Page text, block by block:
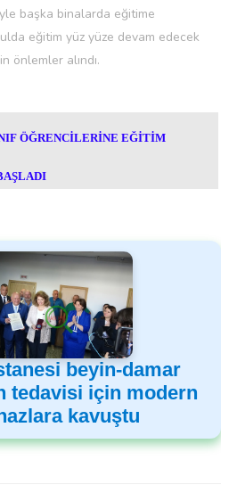
başka binalarda eğitime
eğitim yüz yüze devam edecek
önlemler alındı.
ÖĞRENCİLERİNE EĞİTİM
beyin-damar
tedavisi için modern
kavuştu